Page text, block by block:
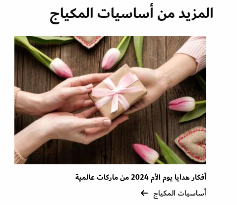
المزيد من أساسيات المكياج
أفكار هدايا يوم الأم 2024 من ماركات عالمية
أساسيات المكياج